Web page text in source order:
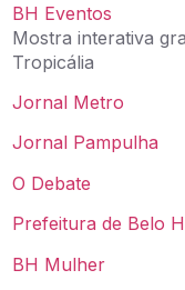
BH Eventos
Mostra interativa
Tropicália
Jornal Metro
Jornal Pampulha
O Debate
Prefeitura de Belo
BH Mulher